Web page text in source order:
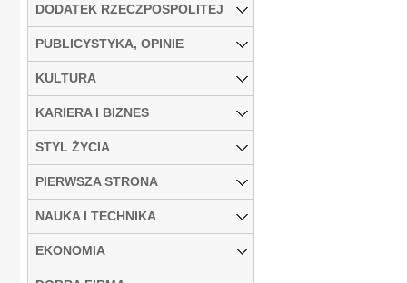
DODATEK RZECZPOSPOLITEJ
PUBLICYSTYKA, OPINIE
KULTURA
KARIERA I BIZNES
STYL ŻYCIA
PIERWSZA STRONA
NAUKA I TECHNIKA
EKONOMIA